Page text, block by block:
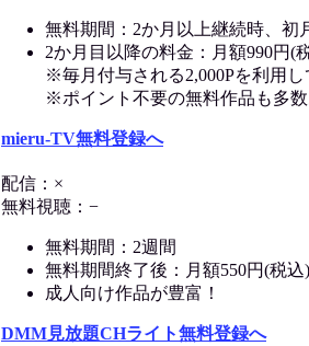
無料期間：2か月以上継続時、初
2か月目以降の料金：月額990円(
※毎月付与される2,000Pを利用
※ポイント不要の無料作品も多
mieru-TV無料登録へ
配信：×
無料視聴：−
無料期間：2週間
無料期間終了後：月額550円(税込)
成人向け作品が豊富！
DMM見放題CHライト無料登録へ